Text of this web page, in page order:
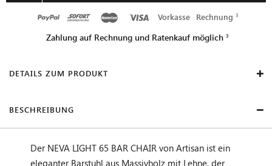
Vorkasse Rechnung
Zahlung auf Rechnung und Ratenkauf möglich
DETAILS ZUM PRODUKT
BESCHREIBUNG
Der NEVA LIGHT 65 BAR CHAIR von Artisan ist ein
eleganter Barstuhl aus Massivholz mit Lehne, der